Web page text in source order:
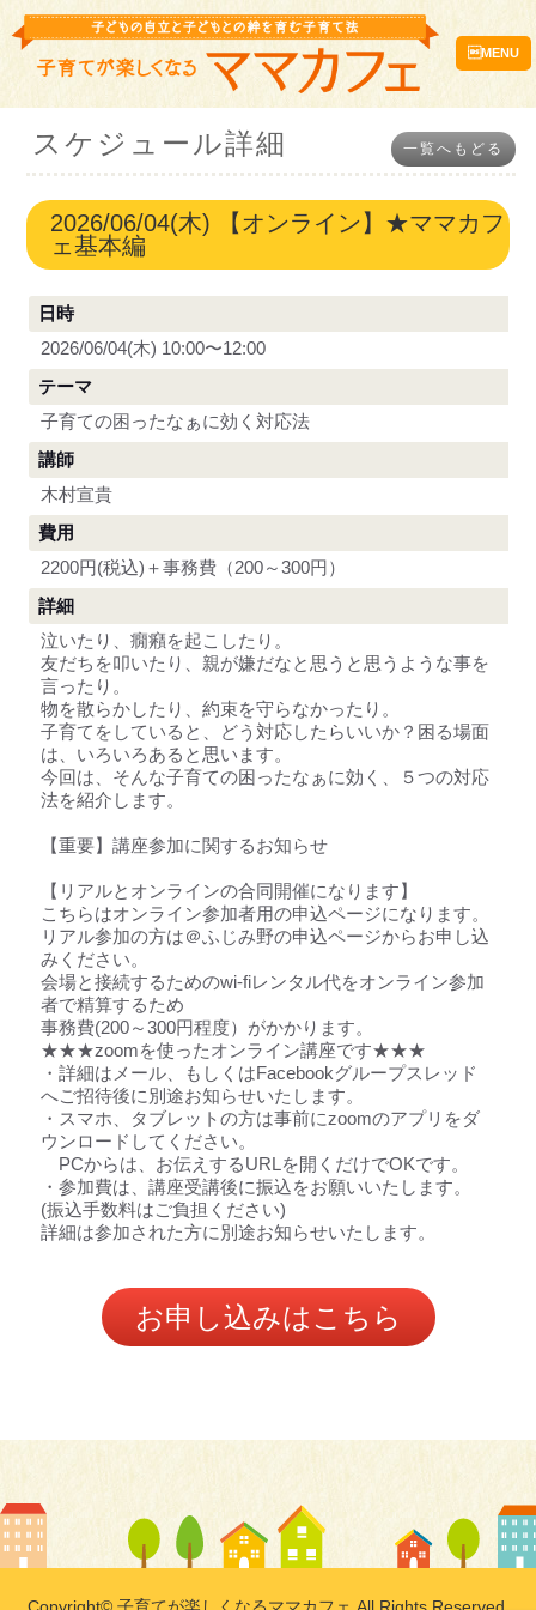
MENU
スケジュール詳細 一覧へもどる
2026/06/04(木) 【オンライン】★ママカフ
ェ基本編
日時
2026/06/04(木) 10:00〜12:00
テーマ
子育ての困ったなぁに効く対応法
講師
木村宣貴
費用
2200円(税込)＋事務費（200～300円）
詳細
泣いたり、癇癪を起こしたり。
友だちを叩いたり、親が嫌だなと思うと思うような事を
言ったり。
物を散らかしたり、約束を守らなかったり。
子育てをしていると、どう対応したらいいか？困る場面
は、いろいろあると思います。
今回は、そんな子育ての困ったなぁに効く、５つの対応
法を紹介します。
【重要】講座参加に関するお知らせ
【リアルとオンラインの合同開催になります】
こちらはオンライン参加者用の申込ページになります。
リアル参加の方は＠ふじみ野の申込ページからお申し込
みください。
会場と接続するためのwi-fiレンタル代をオンライン参加
者で精算するため
事務費(200～300円程度）がかかります。
★★★zoomを使ったオンライン講座です★★★
・詳細はメール、もしくはFacebookグループスレッド
へご招待後に別途お知らせいたします。
・スマホ、タブレットの方は事前にzoomのアプリをダ
ウンロードしてください。
PCからは、お伝えするURLを開くだけでOKです。
・参加費は、講座受講後に振込をお願いいたします。
(振込手数料はご負担ください)
詳細は参加された方に別途お知らせいたします。
お申し込みはこちら